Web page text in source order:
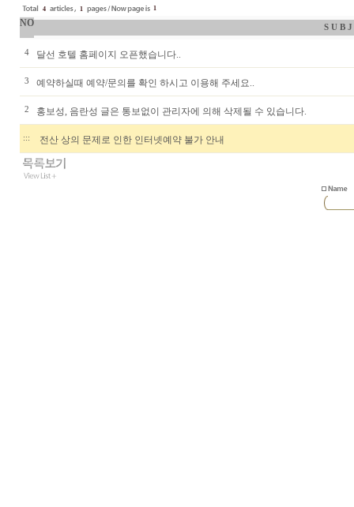
4 1 1
NO S U B
4 달선 호텔 홈페이지 오픈했습니다..
3 예약하실때 예약/문의를 확인 하시고 이용해 주세요..
2 홍보성, 음란성 글은 통보없이 관리자에 의해 삭제될 수 있습니다.
::: 전산 상의 문제로 인한 인터넷예약 불가 안내